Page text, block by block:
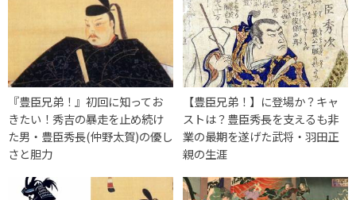
『豊臣兄弟！』初回に知ってお
きたい！秀吉の暴走を止め続け
た男・豊臣秀長(仲野太賀)の優し
さと胆力
【豊臣兄弟！】に登場か？キャ
ストは？豊臣秀長を支えるも非
業の最期を遂げた武将・羽田正
親の生涯